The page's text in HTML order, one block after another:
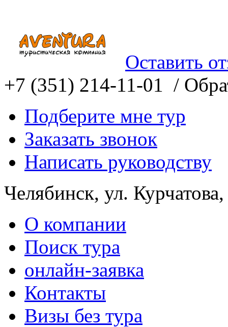
Оставить
+7 (351) 214-11-01 /
Подберите мне тур
Заказать звонок
Написать руководству
Челябинск, ул.
О компании
Поиск тура
онлайн-заявка
Контакты
Визы без тура